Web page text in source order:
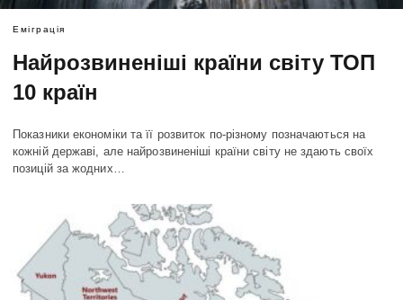
Еміграція
Найрозвиненіші країни світу ТОП
10 країн
Показники економіки та її розвиток по-різному позначаються на
кожній державі, але найрозвиненіші країни світу не здають своїх
позицій за жодних…